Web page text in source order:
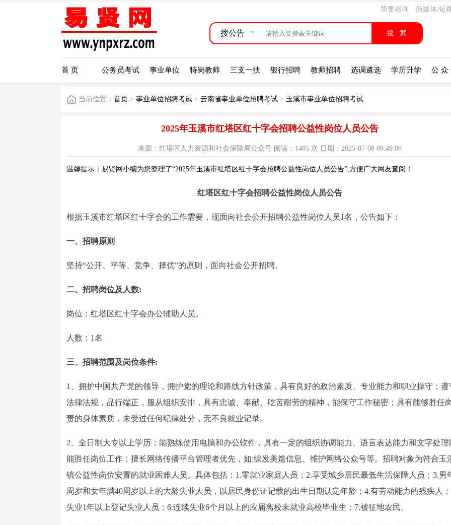
简要咨询 新媒体/短
搜公告
首 页 公务员考试 事业单位 特岗教师 三支一扶 银行招聘 教师招聘 选调遴选 学历升学 公 众
当前位置： 首页 > 事业单位招聘考试 > 云南省事业单位招聘考试 > 玉溪市事业单位招聘考试
2025年玉溪市红塔区红十字会招聘公益性岗位人员公告
来源：红塔区人力资源和社会保障局公众号 阅读：1485 次 日期：2025-07-08 09:49:08
温馨提示：易贤网小编为您整理了“2025年玉溪市红塔区红十字会招聘公益性岗位人员公告”,方便广大网友查阅！
红塔区红十字会招聘公益性岗位人员公告
根据玉溪市红塔区红十字会的工作需要，现面向社会公开招聘公益性岗位人员1名，公告如下：
一、招聘原则
坚持“公开、平等、竞争、择优”的原则，面向社会公开招聘。
二、招聘岗位及人数:
岗位：红塔区红十字会办公辅助人员。
人数：1名
三、招聘范围及岗位条件:
1、拥护中国共产党的领导，拥护党的理论和路线方针政策，具有良好的政治素质、专业能力和职业操守；遵
法律法规，品行端正，服从组织安排，具有忠诚、奉献、吃苦耐劳的精神，能保守工作秘密；具有能够胜任
责的身体素质，未受过任何纪律处分，无不良就业记录。
2、全日制大专以上学历；能熟练使用电脑和办公软件，具有一定的组织协调能力、语言表达能力和文字处理
能胜任岗位工作；擅长网络传播平台管理者优先，如:编发美篇信息、维护网络公众号等。招聘对象为符合玉
镇公益性岗位安置的就业困难人员。具体包括：1.零就业家庭人员；2.享受城乡居民最低生活保障人员；3.男
周岁和女年满40周岁以上的大龄失业人员，以居民身份证记载的出生日期认定年龄；4.有劳动能力的残疾人
失业1年以上登记失业人员；6.连续失业6个月以上的应届离校未就业高校毕业生；7.被征地农民。